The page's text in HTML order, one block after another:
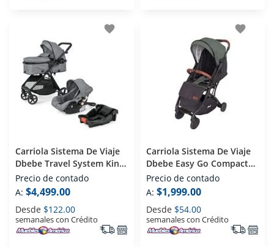
favorite
Carriola Sistema De Viaje
Dbebe Travel System King
Gris
Precio de contado
A: $4,499.00
Desde $122.00
semanales con Crédito
favorite
Carriola Sistema De Viaje
Dbebe Easy Go Compacta
Verde
Precio de contado
A: $1,999.00
Desde $54.00
semanales con Crédito